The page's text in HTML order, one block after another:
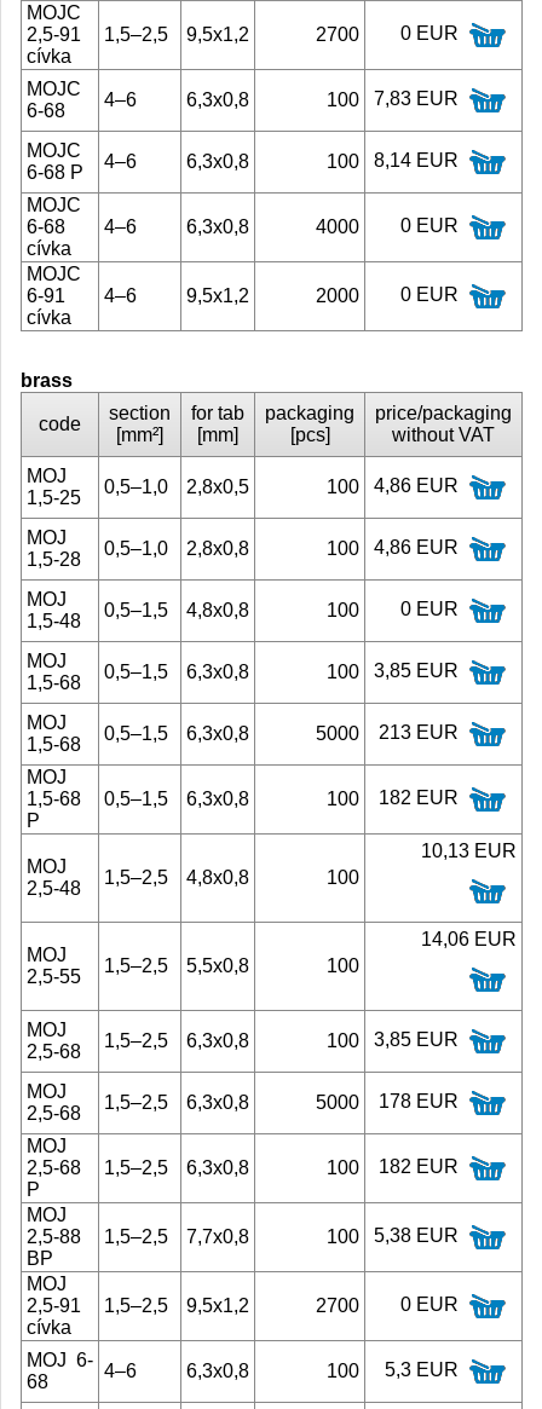
MOJC
2,5-91
cívka
1,5–2,5 9,5x1,2 2700 0 EUR
MOJC
6-68
4–6 6,3x0,8 100 7,83 EUR
MOJC
6-68 P
4–6 6,3x0,8 100 8,14 EUR
MOJC
6-68
cívka
4–6 6,3x0,8 4000 0 EUR
MOJC
6-91
cívka
4–6 9,5x1,2 2000 0 EUR
brass
code
section
[mm²]
for tab
[mm]
packaging
[pcs]
price/packaging
without VAT
MOJ
1,5-25
0,5–1,0 2,8x0,5 100 4,86 EUR
MOJ
1,5-28
0,5–1,0 2,8x0,8 100 4,86 EUR
MOJ
1,5-48
0,5–1,5 4,8x0,8 100 0 EUR
MOJ
1,5-68
0,5–1,5 6,3x0,8 100 3,85 EUR
MOJ
1,5-68
0,5–1,5 6,3x0,8 5000 213 EUR
MOJ
1,5-68
P
0,5–1,5 6,3x0,8 100 182 EUR
MOJ
2,5-48
1,5–2,5 4,8x0,8 100
10,13 EUR
MOJ
2,5-55
1,5–2,5 5,5x0,8 100
14,06 EUR
MOJ
2,5-68
1,5–2,5 6,3x0,8 100 3,85 EUR
MOJ
2,5-68
1,5–2,5 6,3x0,8 5000 178 EUR
MOJ
2,5-68
P
1,5–2,5 6,3x0,8 100 182 EUR
MOJ
2,5-88
BP
1,5–2,5 7,7x0,8 100 5,38 EUR
MOJ
2,5-91
cívka
1,5–2,5 9,5x1,2 2700 0 EUR
MOJ 6-
68
4–6 6,3x0,8 100 5,3 EUR